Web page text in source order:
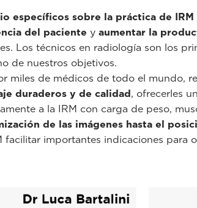
específicos sobre la práctica de IRM
del paciente y aumentar la
Los técnicos en radiología son los
de nuestros objetivos.
miles de médicos de todo el mundo,
duraderos y de calidad, ofrecerles
a la IRM con carga de peso,
de las imágenes hasta el
importantes indicaciones para